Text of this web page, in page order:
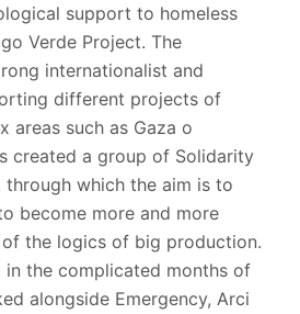
support to homeless
Verde Project. The
internationalist and
different projects of
areas such as Gaza o
created a group of Solidarity
through which the aim is to
become more and more
the logics of big production.
in the complicated months of
alongside Emergency, Arci